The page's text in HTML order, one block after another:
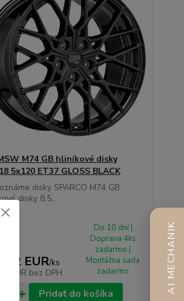
M74 GB hliníkové disky
5x120 ET37 GLOSS BLACK
disky SPARCO M74 GB
disky 8,5...
EUR/ks
EUR bez DPH
Do 10 dní |
Doprava 4ks
zadarmo |
Montážna sada
zadarmo
Pridať do košíka AI MECHANIK